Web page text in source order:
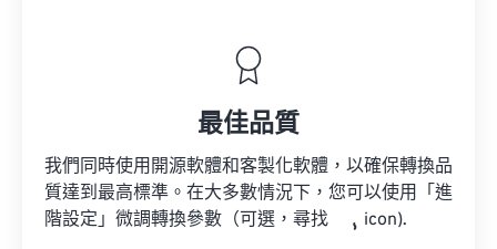
最佳品質
我們同時使用開源軟體和客製化軟體，以確保轉換品
質達到最高標準。在大多數情況下，您可以使用「進
階設定」微調轉換參數（可選，尋找
icon).